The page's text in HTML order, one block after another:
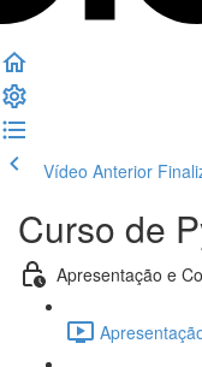
Vídeo Anterior
Curso de
Apresentação e